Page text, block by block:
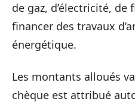
de gaz, d’électricité,
financer des travaux
énergétique.
Les montants alloués
chèque est attribué